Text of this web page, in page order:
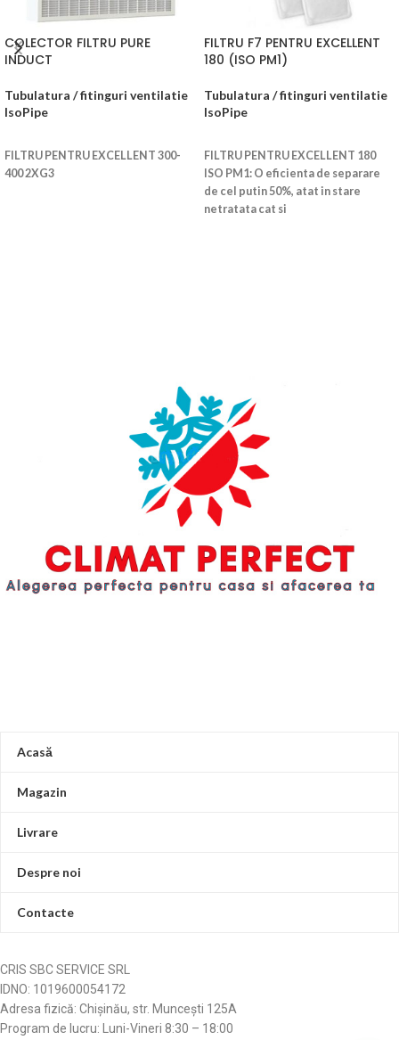
COLECTOR FILTRU PURE
INDUCT
Tubulatura / fitinguri ventilatie
IsoPipe
FILTRU PENTRU EXCELLENT 300-
400 2XG3
FILTRU F7 PENTRU EXCELLENT
180 (ISO PM1)
Tubulatura / fitinguri ventilatie
IsoPipe
FILTRU PENTRU EXCELLENT 180
ISO PM1: O eficienta de separare
de cel putin 50%, atat in stare
netratata cat si
Acasă
Magazin
Livrare
Despre noi
Contacte
CRIS SBC SERVICE SRL
IDNO: 1019600054172
Adresa fizică: Chișinău, str. Muncești 125A
Program de lucru: Luni-Vineri 8:30 – 18:00